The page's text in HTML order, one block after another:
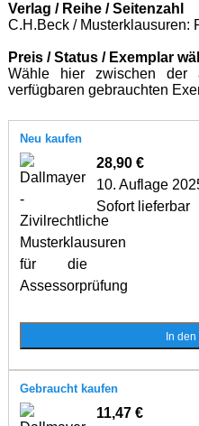
Verlag / Reihe / Seitenzahl
C.H.Beck / Musterklausuren:
Preis / Status / Exemplar
Wähle hier zwischen der
verfügbaren gebrauchten
Neu kaufen
28,90 €
10. Auflage
Sofort lieferbar
Gebraucht kaufen
11,47 €